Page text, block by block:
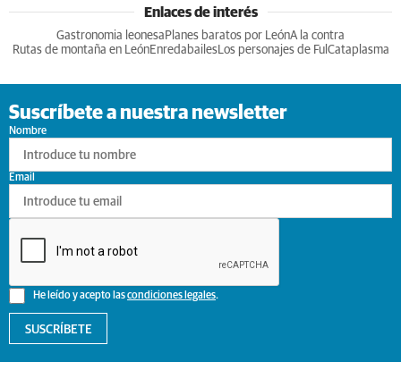
Enlaces de interés
Gastronomia leonesa Planes baratos por LeónA la contra
Rutas de montaña en LeónEnredabailesLos personajes de Ful Cataplasma
Suscríbete a nuestra newsletter
Nombre
He leído y acepto lascondiciones legales.
Email
SUSCRÍBETE